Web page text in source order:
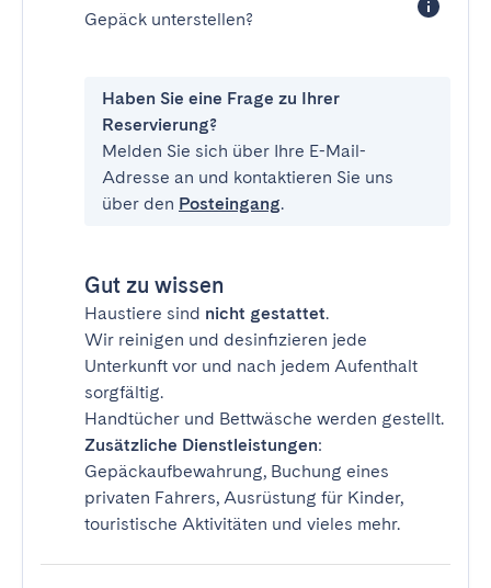
Gepäck unterstellen?
Haben Sie eine Frage zu Ihrer
Reservierung?
Melden Sie sich über Ihre E-Mail-
Adresse an und kontaktieren Sie uns
über den Posteingang.
Gut zu wissen
Haustiere sind nicht gestattet.
Wir reinigen und desinfizieren jede
Unterkunft vor und nach jedem Aufenthalt
sorgfältig.
Handtücher und Bettwäsche werden gestellt.
Zusätzliche Dienstleistungen:
Gepäckaufbewahrung, Buchung eines
privaten Fahrers, Ausrüstung für Kinder,
touristische Aktivitäten und vieles mehr.